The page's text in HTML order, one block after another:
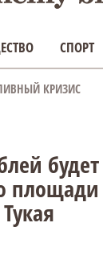
СПОРТ
КРИЗИС